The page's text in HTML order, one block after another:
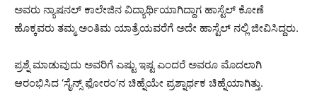
ಅವರು ನ್ಯಾಷನಲ್ ಕಾಲೇಜಿನ ವಿದ್ಯಾರ್ಥಿಯಾಗಿದ್ದಾಗ ಹಾಸ್ಟೆಲ್ ಕೋಣೆ
ಹೊಕ್ಕವರು ತಮ್ಮ ಅಂತಿಮ ಯಾತ್ರೆಯವರೆಗೆ ಅದೇ ಹಾಸ್ಟೆಲ್ ನಲ್ಲಿ ಜೀವಿಸಿದ್ದರು.
ಪ್ರಶ್ನೆ ಮಾಡುವುದು ಅವರಿಗೆ ಎಷ್ಟು ಇಷ್ಟ ಎಂದರೆ ಅವರೂ ಮೊದಲಾಗಿ
ಆರಂಭಿಸಿದ ‘ಸೈನ್ಸ್ ಫೋರಂ’ನ ಚಿಹ್ನೆಯೇ ಪ್ರಶ್ನಾರ್ಥಕ ಚಿಹ್ನೆಯಾಗಿತ್ತು.